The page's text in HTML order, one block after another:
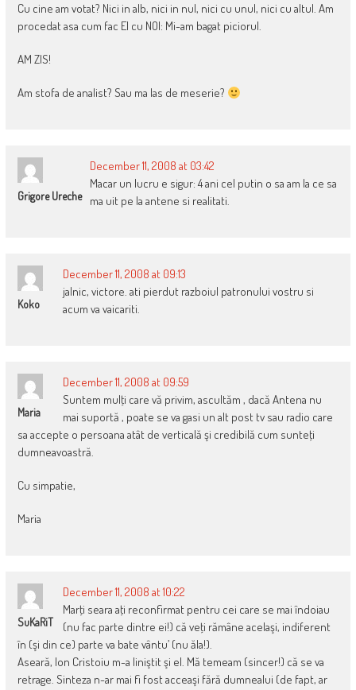
Cu cine am votat? Nici in alb, nici in nul, nici cu unul, nici cu altul. Am
procedat asa cum fac EI cu NOI: Mi-am bagat piciorul.
AM ZIS!
Am stofa de analist? Sau ma las de meserie?
Grigore Ureche
December 11, 2008 at 03:42
Macar un lucru e sigur: 4 ani cel putin o sa am la ce sa
ma uit pe la antene si realitati.
Koko
December 11, 2008 at 09:13
jalnic, victore. ati pierdut razboiul patronului vostru si
acum va vaicariti.
Maria
December 11, 2008 at 09:59
Suntem mulţi care vă privim, ascultăm , dacă Antena nu
mai suportă , poate se va gasi un alt post tv sau radio care
sa accepte o persoana atât de verticală şi credibilă cum sunteţi
dumneavoastră.
Cu simpatie,
Maria
SuKaRiT
December 11, 2008 at 10:22
Marţi seara aţi reconfirmat pentru cei care se mai îndoiau
(nu fac parte dintre ei!) că veţi rămâne acelaşi, indiferent
în (şi din ce) parte va bate vântu’ (nu ăla!).
Aseară, Ion Cristoiu m-a liniştit şi el. Mă temeam (sincer!) că se va
retrage. Sinteza n-ar mai fi fost acceaşi fără dumnealui (de fapt, ar